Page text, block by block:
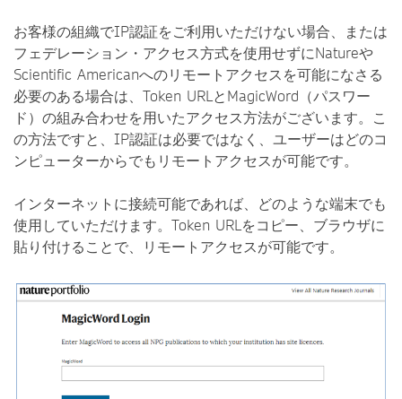
お客様の組織でIP認証をご利用いただけない場合、または
フェデレーション・アクセス方式を使用せずにNatureや
Scientific Americanへのリモートアクセスを可能になさる
必要のある場合は、Token URLとMagicWord（パスワー
ド）の組み合わせを用いたアクセス方法がございます。こ
の方法ですと、IP認証は必要ではなく、ユーザーはどのコ
ンピューターからでもリモートアクセスが可能です。
インターネットに接続可能であれば、どのような端末でも
使用していただけます。Token URLをコピー、ブラウザに
貼り付けることで、リモートアクセスが可能です。